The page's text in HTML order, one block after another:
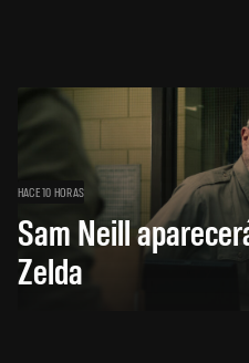
HACE 10 HORAS
Sam Neill
Zelda